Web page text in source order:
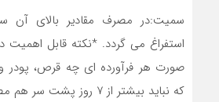
سمیت:در مصرف مقادیر بالای آن
استفراغ می گردد. *نکته قابل اهمیت
صورت هر فرآورده ای چه قرص، پودر
که نباید بیشتر از ۷ روز پشت سر هم مصرف گردد.